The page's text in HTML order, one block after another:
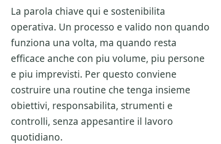
La parola chiave qui e sostenibilita
operativa. Un processo e valido non quando
funziona una volta, ma quando resta
efficace anche con piu volume, piu persone
e piu imprevisti. Per questo conviene
costruire una routine che tenga insieme
obiettivi, responsabilita, strumenti e
controlli, senza appesantire il lavoro
quotidiano.